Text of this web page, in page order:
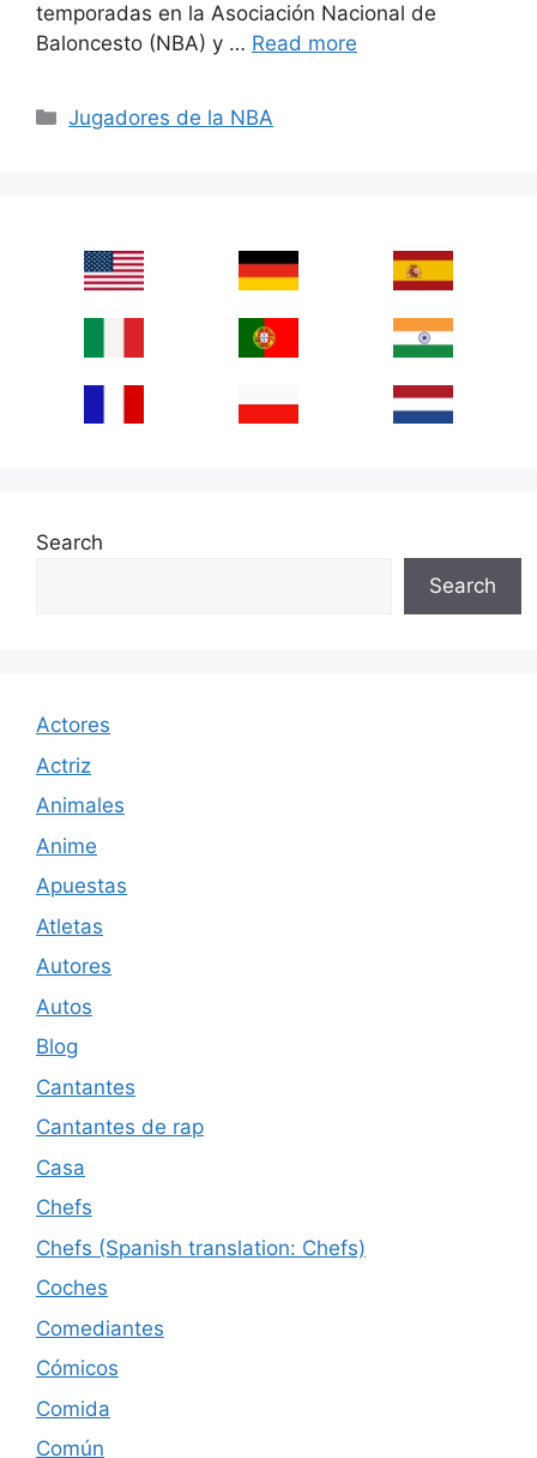
temporadas en la Asociación Nacional de
Baloncesto (NBA) y … Read more
Categories
Jugadores de la NBA
Search
Search
Actores
Actriz
Animales
Anime
Apuestas
Atletas
Autores
Autos
Blog
Cantantes
Cantantes de rap
Casa
Chefs
Chefs (Spanish translation: Chefs)
Coches
Comediantes
Cómicos
Comida
Común